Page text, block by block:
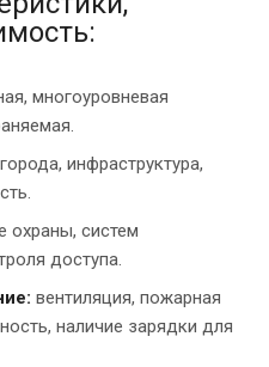
многоуровневая
инфраструктура,
охраны, систем
доступа.
вентиляция, пожарная
наличие зарядки для